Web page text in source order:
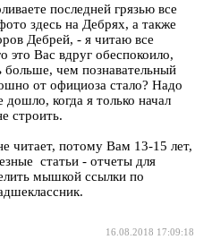
последней грязью все
здесь на Дебрях, а также
Дебрей, - я читаю все
это Вас вдруг обеспокоило,
больше, чем познавательный
от официоза стало? Надо
когда я только начал
строить.
читает, потому Вам 13-15 лет,
статьи - отчеты для
мышкой ссылки по
16.08.2018 17:09:18